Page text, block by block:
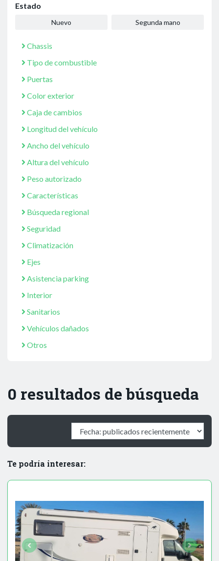
Estado
Nuevo Segunda mano
Chassis
Tipo de combustible
Puertas
Color exterior
Caja de cambios
Longitud del vehículo
Ancho del vehículo
Altura del vehículo
Peso autorizado
Características
Búsqueda regional
Seguridad
Climatización
Ejes
Asistencia parking
Interior
Sanitarios
Vehículos dañados
Otros
0 resultados de búsqueda
Te podría interesar: